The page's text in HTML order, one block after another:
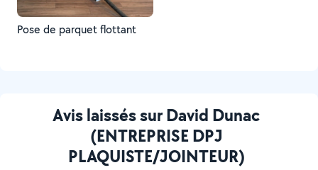
Pose de parquet flottant
Avis laissés sur David Dunac
(ENTREPRISE DPJ
PLAQUISTE/JOINTEUR)